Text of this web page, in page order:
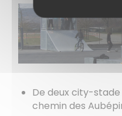
De deux city-
chemin des